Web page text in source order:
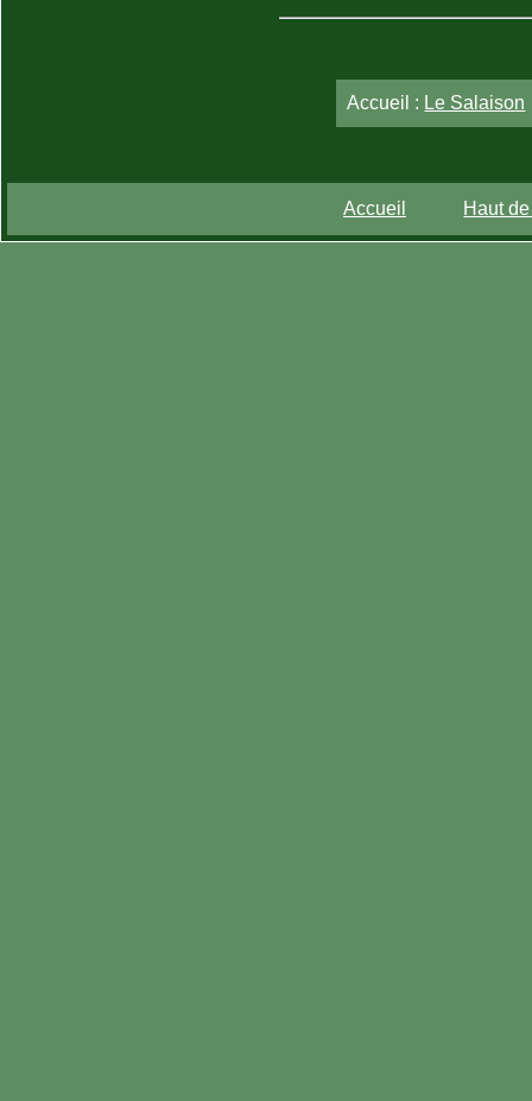
Accueil : Le Salaison
Accueil Haut